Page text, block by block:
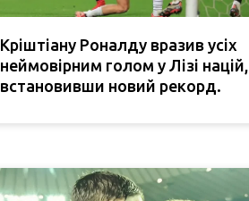
Кріштіану Роналду вразив усіх
неймовірним голом у Лізі націй,
встановивши новий рекорд.